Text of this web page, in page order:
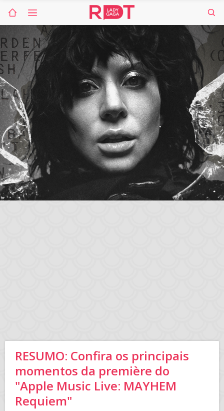
RESUMO: Confira os principais
momentos da première do
"Apple Music Live: MAYHEM
Requiem"